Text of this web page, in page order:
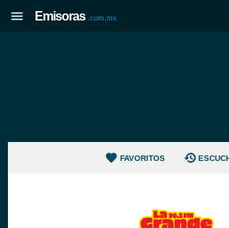
Emisoras .com.mx
FAVORITOS